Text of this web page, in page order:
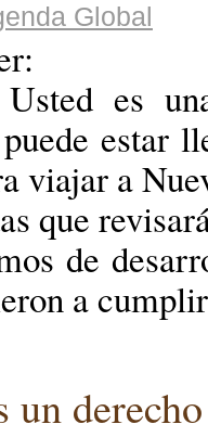
Global
Usted es
estar
viajar a
que
de
a
un